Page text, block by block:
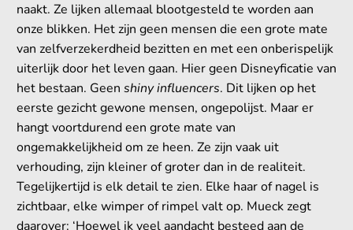
naakt. Ze lijken allemaal blootgesteld te worden aan
onze blikken. Het zijn geen mensen die een grote mate
van zelfverzekerdheid bezitten en met een onberispelijk
uiterlijk door het leven gaan. Hier geen Disneyficatie van
het bestaan. Geen shiny influencers. Dit lijken op het
eerste gezicht gewone mensen, ongepolijst. Maar er
hangt voortdurend een grote mate van
ongemakkelijkheid om ze heen. Ze zijn vaak uit
verhouding, zijn kleiner of groter dan in de realiteit.
Tegelijkertijd is elk detail te zien. Elke haar of nagel is
zichtbaar, elke wimper of rimpel valt op. Mueck zegt
daarover: ‘Hoewel ik veel aandacht besteed aan de